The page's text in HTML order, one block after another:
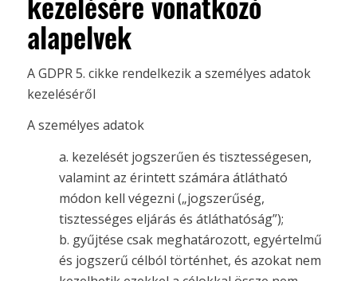
alapelvek
A GDPR 5. cikke rendelkezik a személyes adatok
kezeléséről
A személyes adatok
a. kezelését jogszerűen és tisztességesen,
valamint az érintett számára átlátható
módon kell végezni („jogszerűség,
tisztességes eljárás és átláthatóság”);
b. gyűjtése csak meghatározott, egyértelmű
és jogszerű célból történhet, és azokat nem